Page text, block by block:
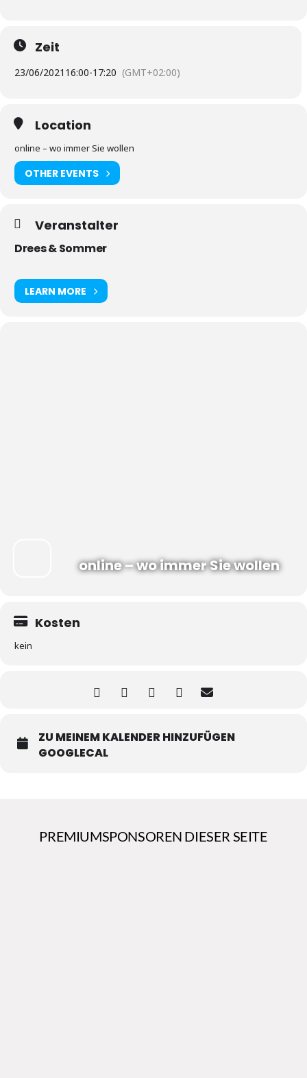
Zeit
23/06/2021 16:00-17:20 (GMT+02:00)
Location
online – wo immer Sie wollen
OTHER EVENTS
Veranstalter
Drees & Sommer
LEARN MORE
online – wo immer Sie wollen
Kosten
kein
ZU MEINEM KALENDER HINZUFÜGEN
GOOGLECAL
PREMIUMSPONSOREN DIESER SEITE